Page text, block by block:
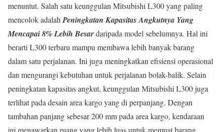
menuntut. Salah satu keunggulan Mitsubishi L300 yang paling
mencolok adalahPeningkatan Kapasitas Angkutnya Yang
Mencapai 8% Lebih Besardaripada model sebelumnya. Hal ini
berarti L300 terbaru mampu membawa lebih banyak barang
dalam satu perjalanan. Ini juga meningkatkan efisiensi operasional
dan mengurangi kebutuhan untuk perjalanan bolak-balik. Selain
peningkatan kapasitas angkut, keunggulan Mitsubishi L300 juga
terlihat pada desain area kargo yang di perpanjang. Dengan
tambahan panjang sebesar 200 mm pada area kargo, kendaraan
ini menawarkan ruang yang lebih luas untuk memuat barang.